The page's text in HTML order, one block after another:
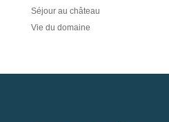
Séjour au château
Vie du domaine